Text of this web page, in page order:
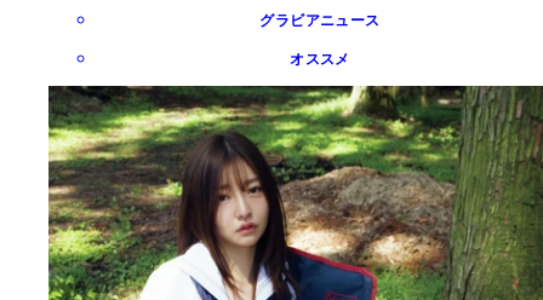
グラビアニュース
オススメ